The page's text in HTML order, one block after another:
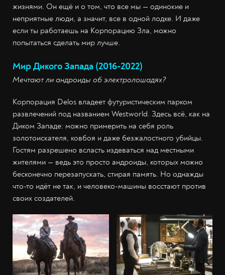
жизнями. Он ещё и о том, что все мы — одинокие и
неприятные люди, а значит, все в одной лодке. И даже
если ты работаешь на Корпорацию Зла, можно
попытаться сделать мир лучше.
Мир Дикого Запада (2016-2022)
Мечтают ли андроиды об электролошадях?
Корпорация Delos владеет футуристическим парком
развлечений под названием Westworld. Здесь всё, как на
Диком Западе: можно примерить на себя роль
золотоискателя, ковбоя и даже безжалостного убийцы.
Гостям разрешено всласть издеваться над местными
жителями — ведь это просто андроиды, которых можно
бесконечно перезапускать, стирая память. Но однажды
что-то идёт не так, и человеко-машины восстают против
своих создателей.